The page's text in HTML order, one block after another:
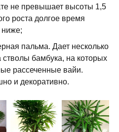
не превышает высоты 1,5
роста долгое время
ниже;
пальма. Дает несколько
стволы бамбука, на которых
рассеченные вайи.
и декоративно.